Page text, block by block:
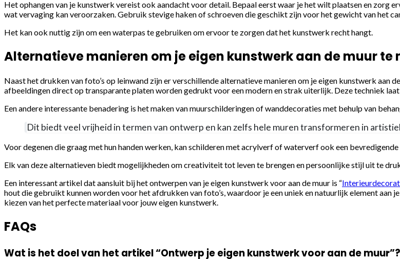
Het ophangen van je kunstwerk vereist ook aandacht voor detail. Bepaal eerst waar je het wilt plaatsen en zorg
wat vervaging kan veroorzaken. Gebruik stevige haken of schroeven die geschikt zijn voor het gewicht van het
Het kan ook nuttig zijn om een waterpas te gebruiken om ervoor te zorgen dat het kunstwerk recht hangt.
Alternatieve manieren om je eigen kunstwerk aan de muur te
Naast het drukken van foto’s op leinwand zijn er verschillende alternatieve manieren om je eigen kunstwerk aan
afbeeldingen direct op transparante platen worden gedrukt voor een modern en strak uiterlijk. Deze techniek
Een andere interessante benadering is het maken van muurschilderingen of wanddecoraties met behulp van
Dit biedt veel vrijheid in termen van ontwerp en kan zelfs hele muren transformeren in
Voor degenen die graag met hun handen werken, kan schilderen met acrylverf of waterverf ook een
Elk van deze alternatieven biedt mogelijkheden om creativiteit tot leven te brengen en persoonlijke stijl uit te
Een interessant artikel dat aansluit bij het ontwerpen van je eigen kunstwerk voor aan de muur is “
hout die gebruikt kunnen worden voor het afdrukken van foto’s, waardoor je een uniek en natuurlijk element
kiezen van het perfecte materiaal voor jouw eigen kunstwerk.
FAQs
Wat is het doel van het artikel “Ontwerp je eigen kunstwerk voor aan de muur”?